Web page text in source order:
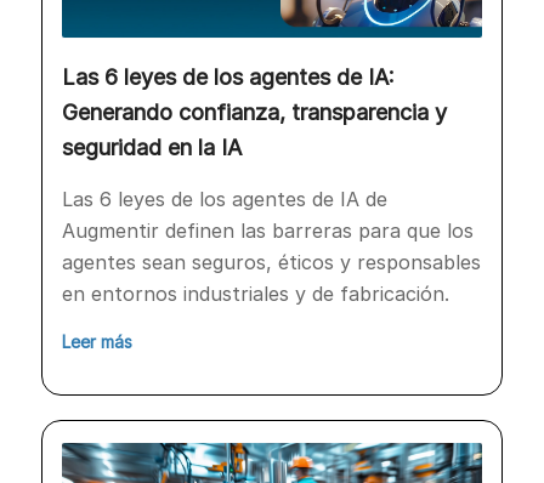
Las 6 leyes de los agentes de IA:
Generando confianza, transparencia y
seguridad en la IA
Las 6 leyes de los agentes de IA de
Augmentir definen las barreras para que los
agentes sean seguros, éticos y responsables
en entornos industriales y de fabricación.
Leer más